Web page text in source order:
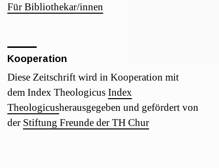
Für Bibliothekar/innen
Kooperation
Diese Zeitschrift wird in Kooperation mit
dem Index Theologicus Index
Theologicusherausgegeben und gefördert von
der Stiftung Freunde der TH Chur